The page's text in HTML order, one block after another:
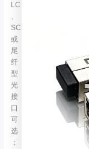
LC
、
SC
或
尾
纤
型
光
接
口
可
选
；